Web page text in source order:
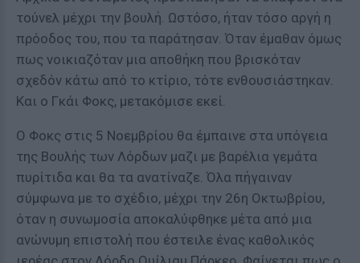
τούνελ μέχρι την βουλή. Ωστόσο, ήταν τόσο αργή η
πρόοδος του, που τα παράτησαν. Όταν έμαθαν όμως
πως νοικιαζόταν μια αποθήκη που βρισκόταν
σχεδόν κάτω από το κτίριο, τότε ενθουσιάστηκαν.
Και ο Γκάι Φοκς, μετακόμισε εκεί.
Ο Φοκς στις 5 Νοεμβρίου θα έμπαινε στα υπόγεια
της Βουλής των Λόρδων μαζι με βαρέλια γεμάτα
πυρίτιδα και θα τα ανατίναζε. Όλα πήγαιναν
σύμφωνα με το σχέδιο, μέχρι την 26η Οκτωβρίου,
όταν η συνωμοσία αποκαλύφθηκε μέτα από μια
ανώνυμη επιστολή που έστειλε ένας καθολικός